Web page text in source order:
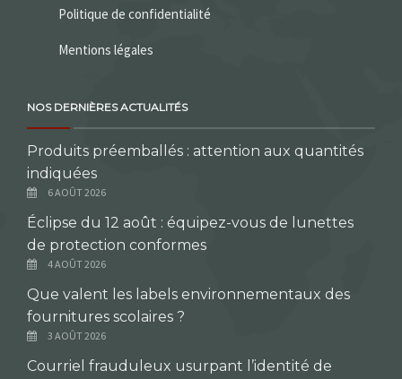
Politique de confidentialité
Mentions légales
NOS DERNIÈRES ACTUALITÉS
Produits préemballés : attention aux quantités
indiquées
6 AOÛT 2026
Éclipse du 12 août : équipez-vous de lunettes
de protection conformes
4 AOÛT 2026
Que valent les labels environnementaux des
fournitures scolaires ?
3 AOÛT 2026
Courriel frauduleux usurpant l’identité de